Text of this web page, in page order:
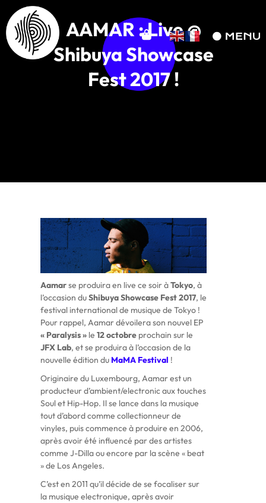
AAMAR : Live @
Shibuya Showcase
Fest 2017 !
Aamarse produira en live ce soir àTokyo, à
l’occasion duShibuya Showcase Fest 2017, le
festival international de musique de Tokyo !
Pour rappel, Aamar dévoilera son nouvel EP
« Paralysis »le 12 octobreprochain sur le
JFX Lab, et se produira à l’occasion de la
nouvelle édition du MaMA Festival !
Originaire du Luxembourg, Aamar est un
producteur d’ambient/electronic aux touches
Soul et Hip-Hop. Il se lance dans la musique
tout d’abord comme collectionneur de
vinyles, puis commence à produire en 2006,
après avoir été influencé par des artistes
comme J-Dilla ou encore par la scène « beat
» de Los Angeles.
C’est en 2011 qu’il décide de se focaliser sur
la musique electronique, après avoir